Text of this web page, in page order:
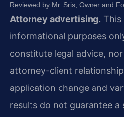
Reviewed by Mr. Sris, Owner and
Attorney advertising. This
informational purposes
constitute legal advice,
attorney-client
application change and
results do not guarantee a